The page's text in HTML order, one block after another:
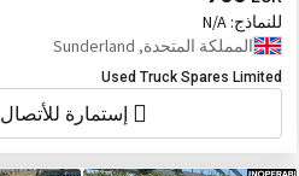
للنماذج: N/A
المملكة المتحدة, Sunderland
Used Truck Spares Limited
إستمارة للأتصال